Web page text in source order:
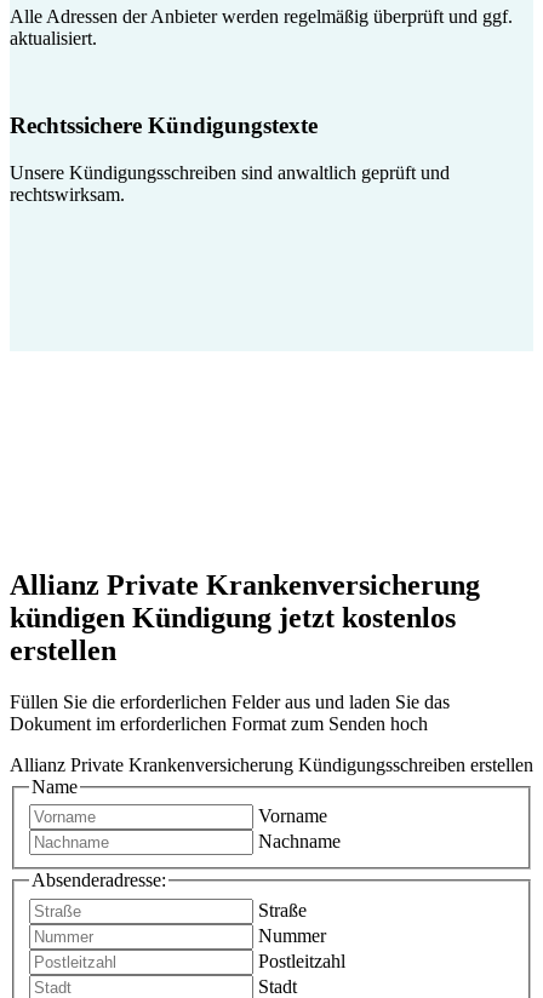
Alle Adressen der Anbieter werden regelmäßig überprüft und ggf.
aktualisiert.
Rechtssichere Kündigungstexte
Unsere Kündigungsschreiben sind anwaltlich geprüft und
rechtswirksam.
Allianz Private Krankenversicherung
kündigen Kündigung jetzt kostenlos
erstellen
Füllen Sie die erforderlichen Felder aus und laden Sie das
Dokument im erforderlichen Format zum Senden hoch
Allianz Private Krankenversicherung Kündigungsschreiben erstellen
Name
Vorname
Nachname
Absenderadresse:
Straße
Nummer
Postleitzahl
Stadt